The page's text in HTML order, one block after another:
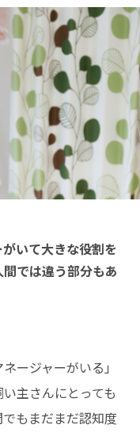
いて大きな役割を
では違う部分もあ
ージャーがいる」
主さんにとっても
もまだまだ認知度